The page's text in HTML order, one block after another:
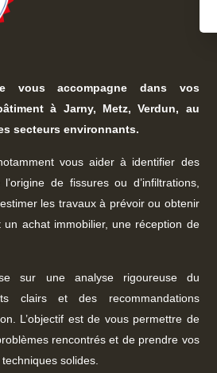
vous accompagne dans vos
à Jarny, Metz, Verdun, au
secteurs environnants.
vous aider à identifier des
de fissures ou d’infiltrations,
les travaux à prévoir ou obtenir
un achat immobilier, une réception de
sur une analyse rigoureuse du
clairs et des recommandations
L’objectif est de vous permettre de
rencontrés et de prendre vos
solides.